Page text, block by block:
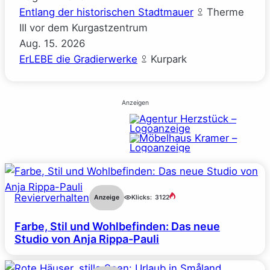
Entlang der historischen Stadtmauer
Therme
III vor dem Kurgastzentrum
Aug. 15. 2026
ErLEBE die Gradierwerke
Kurpark
Anzeigen
Revierverhalten Anzeige Klicks: 3122
Farbe, Stil und Wohlbefinden: Das neue
Studio von Anja Rippa-Pauli